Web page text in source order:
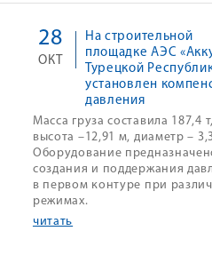
На строительной
площадке АЭС
Турецкой
установлен
давления
28
ОКТ
Масса груза составила 187,4 т,
высота –12,91 м, диаметр –
Оборудование
создания и поддержания
в первом контуре при
режимах.
читать